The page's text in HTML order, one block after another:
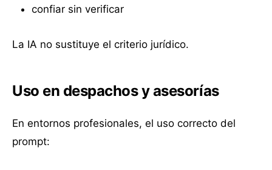
confiar sin verificar
La IA no sustituye el criterio jurídico.
Uso en despachos y asesorías
En entornos profesionales, el uso correcto del
prompt: